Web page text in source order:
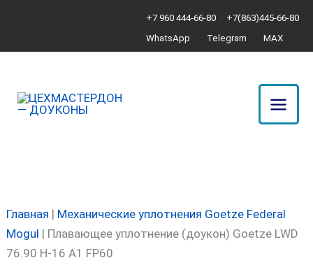
содержимому
+7 960 444-66-80
+7(863)445-66-80
WhatsApp
Telegram MAX
Главная | Механические уплотнения Goetze Federal
Mogul | Плавающее уплотнение (доукон) Goetze LWD
76.90 H-16 A1 FP60
Плавающее
Goetze